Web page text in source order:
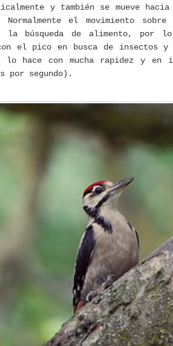
y también se mueve
Normalmente el movimiento
la búsqueda de alimento, por
el pico en busca de insectos
lo hace con mucha rapidez y en
por segundo).